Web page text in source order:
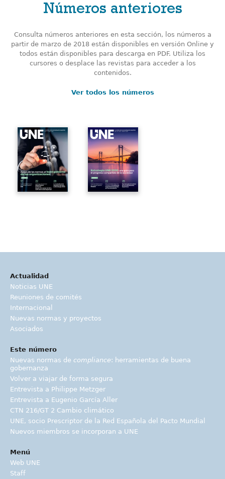
Números anteriores
Consulta números anteriores en esta sección, los números a
partir de marzo de 2018 están disponibles en versión Online y
todos están disponibles para descarga en PDF. Utiliza los
cursores o desplace las revistas para acceder a los
contenidos.
Ver todos los números
Actualidad
Noticias UNE
Reuniones de comités
Internacional
Nuevas normas y proyectos
Asociados
Este número
Nuevas normas de compliance: herramientas de buena
gobernanza
Volver a viajar de forma segura
Entrevista a Philippe Metzger
Entrevista a Eugenio García Aller
CTN 216/GT 2 Cambio climático
UNE, socio Prescriptor de la Red Española del Pacto Mundial
Nuevos miembros se incorporan a UNE
Menú
Web UNE
Staff